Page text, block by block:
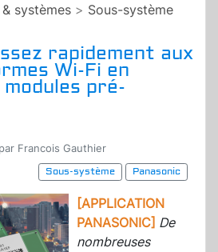
systèmes > Sous-système
rapidement aux
Wi-Fi en
pré-
Francois Gauthier
Sous-système
Panasonic
[APPLICATION
PANASONIC] De
nombreuses